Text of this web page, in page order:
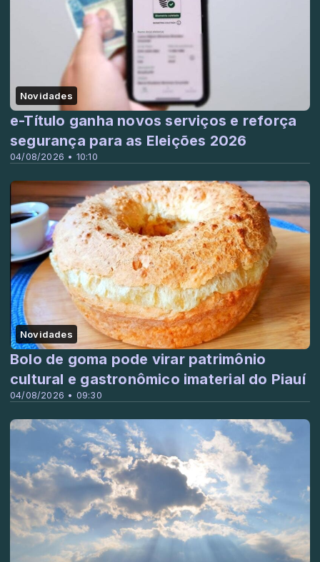
Novidades
04/08/2026 • 10:10
e-Título ganha novos serviços e reforça
segurança para as Eleições 2026
Novidades
04/08/2026 • 09:30
Bolo de goma pode virar patrimônio
cultural e gastronômico imaterial do Piauí